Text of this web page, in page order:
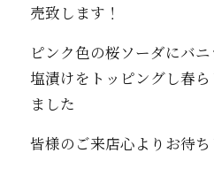
売致します！
ピンク色の桜ソーダにバ
塩漬けをトッピングし春
ました
皆様のご来店心よりお待ち